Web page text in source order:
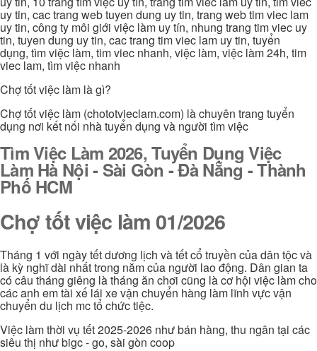
uy tin, cac trang web tuyen dung uy tin, trang web tim viec lam
uy tin, công ty môi giới việc làm uy tín, nhung trang tim viec uy
tin, tuyen dung uy tin, cac trang tim viec lam uy tin, tuyển
dụng, tìm việc làm, tim viec nhanh, việc làm, việc làm 24h, tim
viec lam, tìm việc nhanh
Chợ tốt việc làm là gì?
Chợ tốt việc làm (chototvieclam.com) là chuyên trang tuyển
dụng nơi kết nối nhà tuyển dụng và người tìm việc
Tìm Việc Làm 2026, Tuyển Dụng Việc
Làm Hà Nội - Sài Gòn - Đà Nẵng - Thành
Phố HCM
Chợ tốt việc làm 01/2026
Tháng 1 với ngày tết dương lịch và tết cổ truyền của dân tộc và
là kỳ nghĩ dài nhất trong năm của người lao động. Dân gian ta
có câu tháng giêng là tháng ăn chơi cũng là cơ hội việc làm cho
các anh em tài xế lái xe vận chuyển hàng làm lĩnh vực vận
chuyển du lịch mc tổ chức tiệc.
Việc làm thời vụ tết 2025-2026 như bán hàng, thu ngân tại các
siêu thị như bigc - go, sài gòn coop